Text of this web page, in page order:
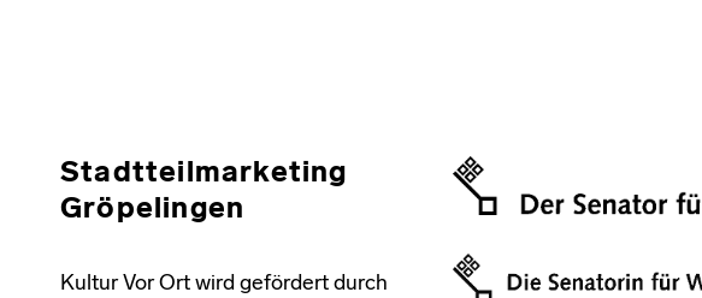
Stadtteilmarketing
Gröpelingen
Kultur Vor Ort wird gefördert durch